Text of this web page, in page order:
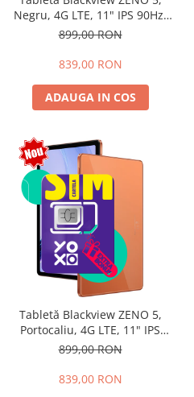
Negru, 4G LTE, 11" IPS 90Hz,
12GB RAM (3GB + 9GB
16, Unisoc T7250, 8300mAh,
SIM
899,00 RON
839,00 RON
ADAUGA IN COS
Tabletă Blackview ZENO 5,
Portocaliu, 4G LTE, 11" IPS
90Hz, 12GB RAM (3GB + 9GB
16, Unisoc T7250, 8300mAh,
899,00 RON
839,00 RON